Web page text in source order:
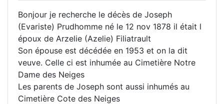
Bonjour je recherche le décès de Joseph
(Evariste) Prudhomme né le 12 nov 1878 il était l
époux de Arzelie (Azelie) Filiatrault
Son épouse est décédée en 1953 et on la dit
veuve. Celle ci est inhumée au Cimetière Notre
Dame des Neiges
Les parents de Joseph sont aussi inhumés au
Cimetière Cote des Neiges